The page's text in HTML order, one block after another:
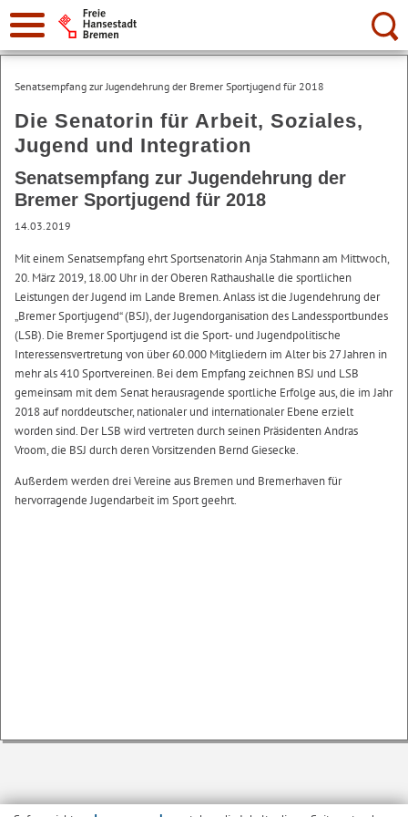
Suche:
Senatsempfang zur Jugendehrung der Bremer Sportjugend für 2018
Die Senatorin für Arbeit, Soziales,
Jugend und Integration
Senatsempfang zur Jugendehrung der
Bremer Sportjugend für 2018
14.03.2019
Mit einem Senatsempfang ehrt Sportsenatorin Anja Stahmann am Mittwoch,
20. März 2019, 18.00 Uhr in der Oberen Rathaushalle die sportlichen
Leistungen der Jugend im Lande Bremen. Anlass ist die Jugendehrung der
„Bremer Sportjugend“ (BSJ), der Jugendorganisation des Landessportbundes
(LSB). Die Bremer Sportjugend ist die Sport- und Jugendpolitische
Interessensvertretung von über 60.000 Mitgliedern im Alter bis 27 Jahren in
mehr als 410 Sportvereinen. Bei dem Empfang zeichnen BSJ und LSB
gemeinsam mit dem Senat herausragende sportliche Erfolge aus, die im Jahr
2018 auf norddeutscher, nationaler und internationaler Ebene erzielt
worden sind. Der LSB wird vertreten durch seinen Präsidenten Andras
Vroom, die BSJ durch deren Vorsitzenden Bernd Giesecke.
Außerdem werden drei Vereine aus Bremen und Bremerhaven für
hervorragende Jugendarbeit im Sport geehrt.